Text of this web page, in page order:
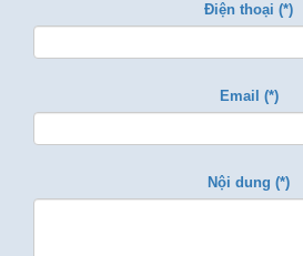
Điện thoại (*)
Email (*)
Nội dung (*)